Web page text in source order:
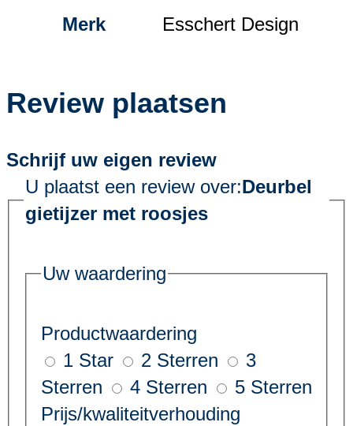
Merk Esschert Design
Review plaatsen
Schrijf uw eigen review
U plaatst een review over:Deurbel
gietijzer met roosjes
Uw waardering
Productwaardering
1 Star
2 Sterren
3
Sterren
4 Sterren
5 Sterren
Prijs/kwaliteitverhouding